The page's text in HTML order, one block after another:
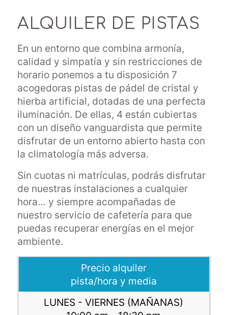
ALQUILER DE PISTAS
En un entorno que combina armonía,
calidad y simpatía y sin restricciones de
horario ponemos a tu disposición 7
acogedoras pistas de pádel de cristal y
hierba artificial, dotadas de una perfecta
iluminación. De ellas, 4 están cubiertas
con un diseño vanguardista que permite
disfrutar de un entorno abierto hasta con
la climatología más adversa.
Sin cuotas ni matrículas, podrás disfrutar
de nuestras instalaciones a cualquier
hora… y siempre acompañadas de
nuestro servicio de cafetería para que
puedas recuperar energías en el mejor
ambiente.
Precio alquiler
pista/hora y media
LUNES - VIERNES (MAÑANAS)